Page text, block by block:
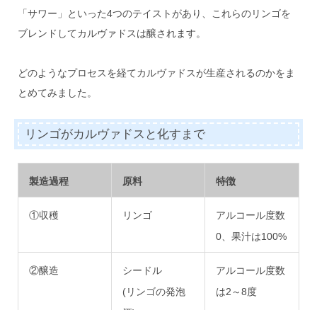
「サワー」といった4つのテイストがあり、これらのリンゴを
ブレンドしてカルヴァドスは醸されます。
どのようなプロセスを経てカルヴァドスが生産されるのかをま
とめてみました。
リンゴがカルヴァドスと化すまで
製造過程 原料 特徴
①収穫 リンゴ
アルコール度数
0、果汁は100%
②醸造
シードル
(リンゴの発泡
アルコール度数
は2～8度